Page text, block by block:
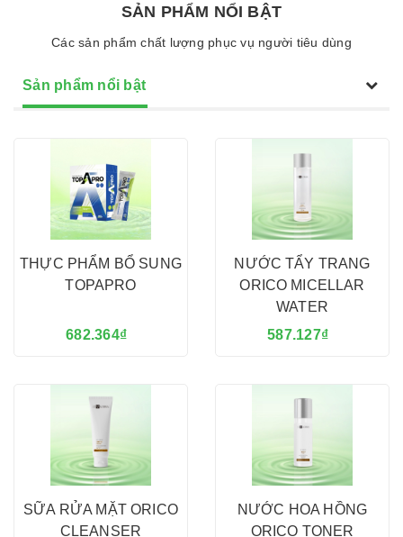
SẢN PHẨM NỔI BẬT
Các sản phẩm chất lượng phục vụ người tiêu dùng
Sản phẩm nổi bật
THỰC PHẨM BỔ SUNG
TOPAPRO
682.364₫
NƯỚC TẨY TRANG
ORICO MICELLAR
WATER
587.127₫
SỮA RỬA MẶT ORICO
CLEANSER
NƯỚC HOA HỒNG
ORICO TONER